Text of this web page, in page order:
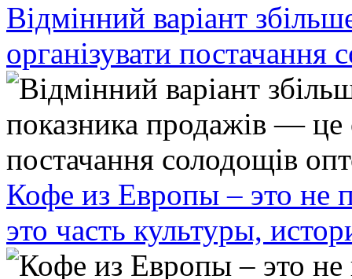
Відмінний варіант
організувати постачання
Кофе из Европы – это не
это часть культуры,